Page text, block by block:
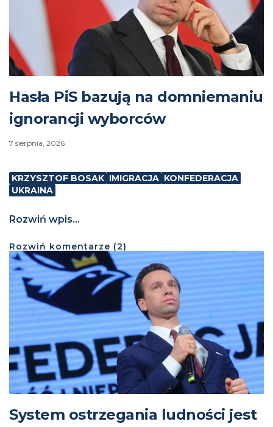
Hasła PiS bazują na domniemaniu
ignorancji wyborców
7 sierpnia, 2026
KRZYSZTOF BOSAK IMIGRACJA KONFEDERACJA
UKRAINA
Rozwiń wpis...
Rozwiń komentarze (2)
System ostrzegania ludności jest